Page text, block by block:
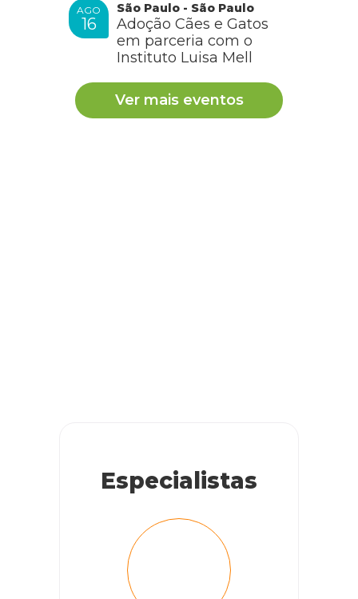
AGO
16
São Paulo - São Paulo
Adoção Cães e Gatos
em parceria com o
Instituto Luisa Mell
Ver mais eventos
Especialistas